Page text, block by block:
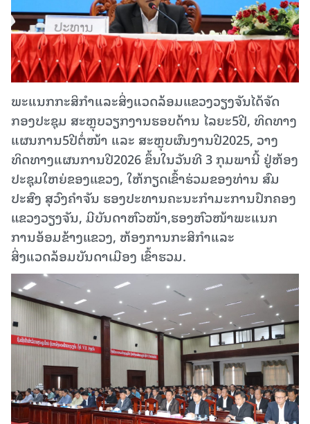
ພະແນກກະສິກຳແລະສິ່ງແວດລ້ອມແຂວງວຽງຈັນໄດ້ຈັດ
ກອງປະຊຸມ ສະຫຼຸບວຽກງານຮອບດ້ານ ໄລຍະ5ປີ, ທິດທາງ
ແຜນການ5ປີຕໍ່ໜ້າ ແລະ ສະຫຼຸບຜົນງານປີ2025, ວາງ
ທິດທາງແຜນການປີ2026 ຂຶ້ນໃນວັນທີ 3 ກຸມພານີ້ ຢູ່ຫ້ອງ
ປະຊຸມໃຫຍ່ຂອງແຂວງ, ໃຫ້ກຽດເຂົ້າຮ່ວມຂອງທ່ານ ສົມ
ປະສົງ ສຸວົງຄຳຈັນ ຮອງປະທານຄະນະກຳມະການປົກຄອງ
ແຂວງວຽງຈັນ, ມີບັນດາຫົວໜ້າ,ຮອງຫົວໜ້າພະແນກ
ການອ້ອມຂ້າງແຂວງ, ຫ້ອງການກະສິກຳແລະ
ສິ່ງແວດລ້ອມບັນດາເມືອງ ເຂົ້າຮວມ.